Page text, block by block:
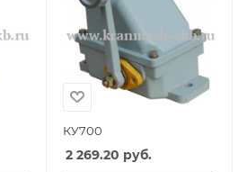
КУ700
2 269.20 руб.